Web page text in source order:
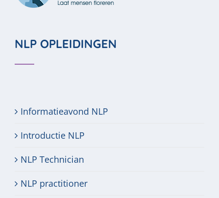
NLP OPLEIDINGEN
Informatieavond NLP
Introductie NLP
NLP Technician
NLP practitioner